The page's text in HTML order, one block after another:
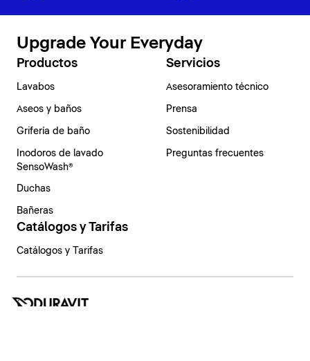
Upgrade Your Everyday
Productos
Lavabos
Aseos y baños
Grifería de baño
Inodoros de lavado
SensoWash®
Duchas
Bañeras
Servicios
Asesoramiento técnico
Prensa
Sostenibilidad
Preguntas frecuentes
Catálogos y Tarifas
Catálogos y Tarifas